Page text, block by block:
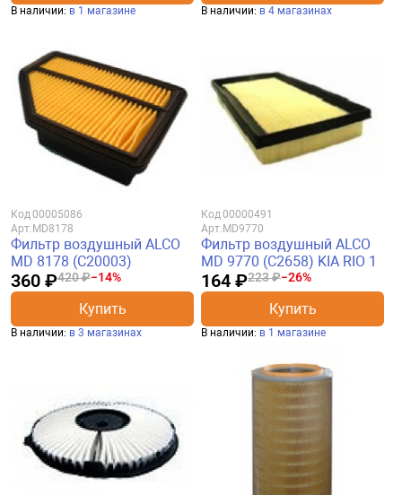
В наличии: в 1 магазине В наличии: в 4 магазинах
Код00005086
Арт. MD8178
Фильтр воздушный ALCO
MD 8178 (C20003)
360 ₽420 ₽−14%
Купить
В наличии: в 3 магазинах
Код00000491
Арт. MD9770
Фильтр воздушный ALCO
MD 9770 (C2658) KIA RIO 1
164 ₽223 ₽−26%
Купить
В наличии: в 1 магазине